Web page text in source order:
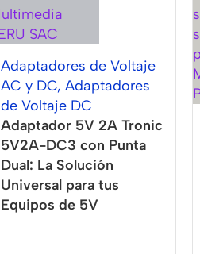
Adaptadores de Voltaje
AC y DC, Adaptadores
de Voltaje DC
Adaptador 5V 2A Tronic
5V2A-DC3 con Punta
Dual: La Solución
Universal para tus
Equipos de 5V